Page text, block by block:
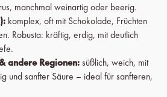
manchmal weinartig oder beerig.
komplex, oft mit Schokolade, Früchten
Robusta: kräftig, erdig, mit deutlich
andere Regionen: süßlich, weich, mit
und sanfter Säure – ideal für sanfteren,